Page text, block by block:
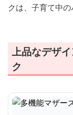
クは、子育て中の
上品なデザ
ク